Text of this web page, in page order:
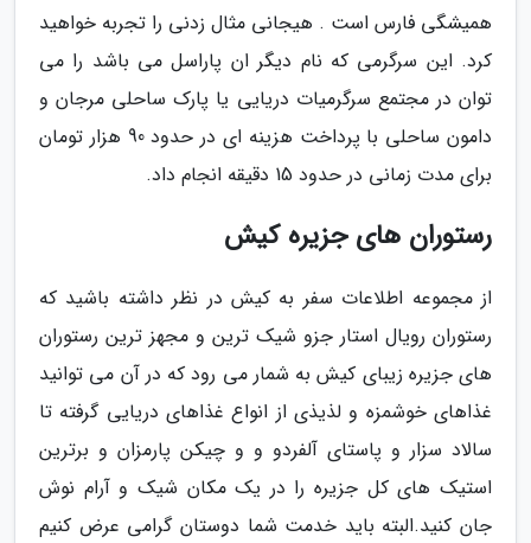
همیشگی فارس است . هیجانی مثال زدنی را تجربه خواهید
کرد. این سرگرمی که نام دیگر ان پاراسل می باشد را می
توان در مجتمع سرگرمیات دریایی یا پارک ساحلی مرجان و
دامون ساحلی با پرداخت هزینه ای در حدود 90 هزار تومان
برای مدت زمانی در حدود 15 دقیقه انجام داد.
رستوران های جزیره کیش
از مجموعه اطلاعات سفر به کیش در نظر داشته باشید که
رستوران رویال استار جزو شیک ترین و مجهز ترین رستوران
های جزیره زیبای کیش به شمار می رود که در آن می توانید
غذاهای خوشمزه و لذیذی از انواع غذاهای دریایی گرفته تا
سالاد سزار و پاستای آلفردو و و چیکن پارمزان و برترین
استیک های کل جزیره را در یک مکان شیک و آرام نوش
جان کنید.البته باید خدمت شما دوستان گرامی عرض کنیم